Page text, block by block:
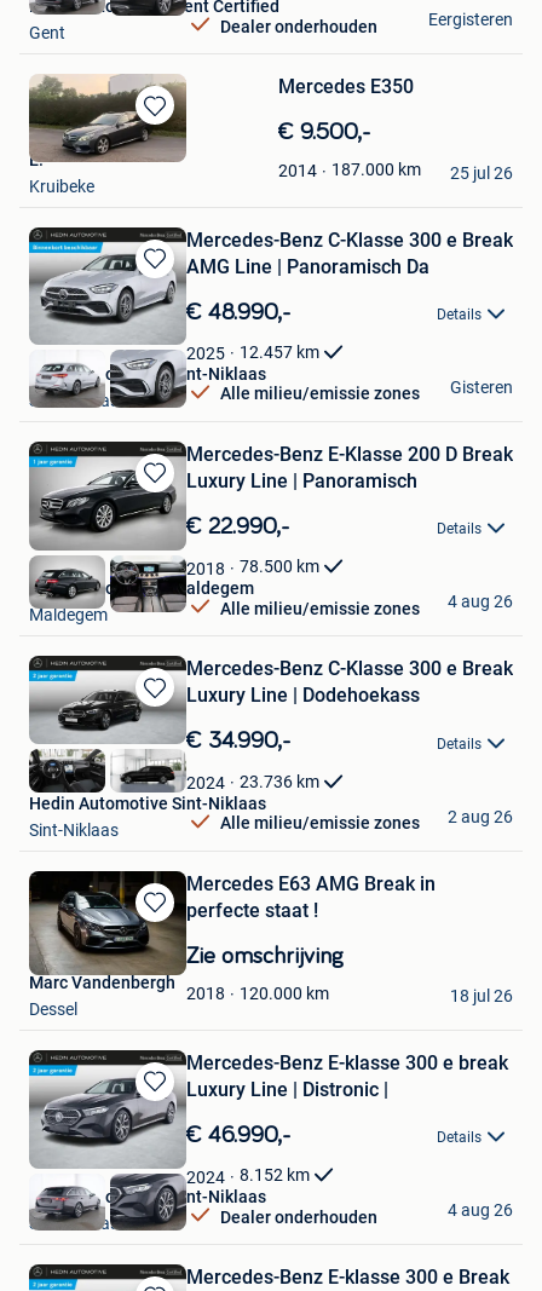
Dealer onderhouden
Hedin Automotive Gent Certified
Gent
Eergisteren
Bewaren
in
Mercedes E350
€ 9.500,-
2014 187.000 km
E.
Kruibeke
25 jul 26
Bewaren
in
Mijn
Favorieten
Mercedes-Benz C-Klasse 300 e Break
AMG Line | Panoramisch Da
€ 48.990,- Details
2025 12.457 km
Alle milieu/emissie zones
Hedin Automotive Sint-Niklaas
Sint-Niklaas
Gisteren
Bewaren
in
Favorieten
Mercedes-Benz E-Klasse 200 D Break
Luxury Line | Panoramisch
€ 22.990,- Details
2018 78.500 km
Alle milieu/emissie zones
Hedin Automotive Maldegem
Maldegem
4 aug 26
Bewaren
Mijn
Favorieten
Mercedes-Benz C-Klasse 300 e Break
Luxury Line | Dodehoekass
€ 34.990,- Details
2024 23.736 km
Alle milieu/emissie zones
Hedin Automotive Sint-Niklaas
Sint-Niklaas
2 aug 26
Bewaren
in
Mijn
Favorieten
Mercedes E63 AMG Break in
perfecte staat !
Zie omschrijving
2018 120.000 km
Marc Vandenbergh
Dessel
18 jul 26
Bewaren
in
Favorieten
Mercedes-Benz E-klasse 300 e break
Luxury Line | Distronic |
€ 46.990,- Details
2024 8.152 km
Dealer onderhouden
Hedin Automotive Sint-Niklaas
Sint-Niklaas
4 aug 26
Mercedes-Benz E-klasse 300 e Break